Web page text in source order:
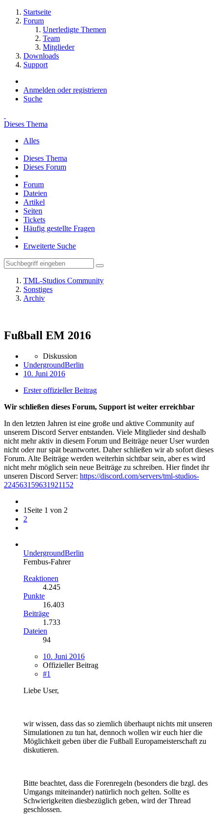
Startseite
Forum
Unerledigte Themen
Team
Mitglieder
Downloads
Support
Anmelden oder registrieren
Suche
Dieses Thema
Alles
Dieses Thema
Dieses Forum
Forum
Dateien
Artikel
Seiten
Tickets
Häufig gestellte Fragen
Erweiterte Suche
TML-Studios Community
Sonstiges
Archiv
Fußball EM 2016
Diskussion
UndergroundBerlin
10. Juni 2016
Erster offizieller Beitrag
Wir schließen dieses Forum, Support ist weiter erreichbar
In den letzten Jahren ist eine große und aktive Community auf
unserem Discord Server entstanden. Viele Mitglieder sind deshalb
nicht mehr aktiv in diesem Forum und Beiträge neuer User wurden
nicht oder nur spät beantwortet. Daher schließen wir ab sofort dieses
Forum. Alte Beiträge werden weiterhin sichtbar sein, aber es wird
nicht mehr möglich sein neue Beiträge zu schreiben. Hier findet ihr
unseren Discord Server: https://discord.com/servers/tml-studios-
224563159631921152
1 Seite 1 von 2
2
UndergroundBerlin
Fernbus-Fahrer
Reaktionen
4.245
Punkte
16.403
Beiträge
1.733
Dateien
94
10. Juni 2016
Offizieller Beitrag
#1
Liebe User,
wir wissen, dass das so ziemlich überhaupt nichts mit unseren
Simulationen zu tun hat, dennoch wollen wir euch hier die
Möglichkeit geben über die Fußball Europameisterschaft zu
diskutieren.
Bitte beachtet, dass die Forenregeln (besonders die bzgl. des
Umgangs miteinander) natürlich noch gelten. Sollte es
Schwierigkeiten diesbezüglich geben, wird der Thread
geschlossen.